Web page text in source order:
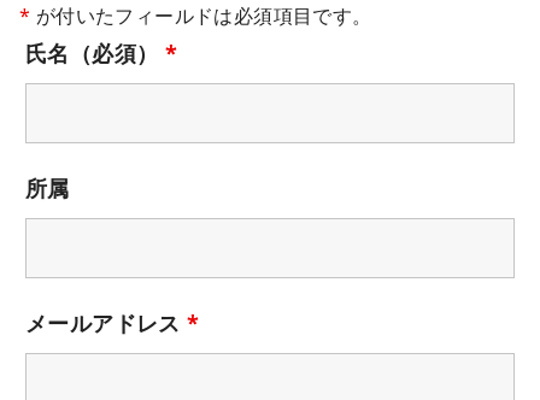
* が付いたフィールドは必須項目です。
氏名（必須） *
所属
メールアドレス*